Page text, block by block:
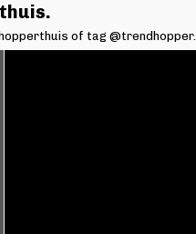
of tag @trendhopper.